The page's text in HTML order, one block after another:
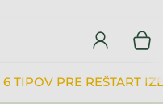
6 TIPOV PRE REŠTART